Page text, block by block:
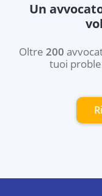
Un
Oltre 200
tuoi